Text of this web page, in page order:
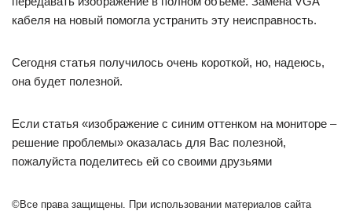
кабеля на новый помогла устранить эту неисправность.
Сегодня статья получилось очень короткой, но, надеюсь,
она будет полезной.
Если статья «изображение с синим оттенком на мониторе –
решение проблемы» оказалась для Вас полезной,
пожалуйста поделитесь ей со своими друзьями
©Все права защищены. При использовании материалов сайта